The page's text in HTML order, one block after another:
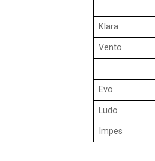
Klara
Vento
Evo
Ludo
Impes